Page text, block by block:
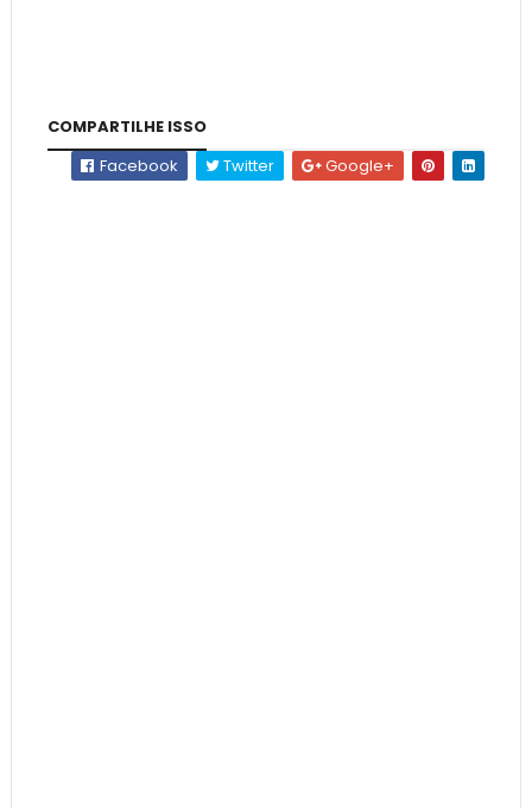
COMPARTILHE ISSO
Facebook
Twitter Google+